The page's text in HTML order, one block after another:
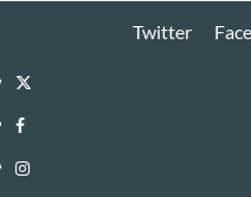
Twitter
Twitter
Facebook
Instagram